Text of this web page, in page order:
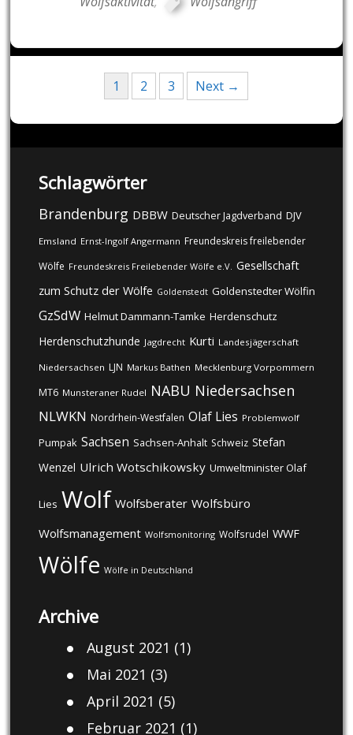
navigation
1 2 3 Next →
Schlagwörter
Brandenburg DBBW Deutscher Jagdverband DJV
Emsland Ernst-Ingolf Angermann Freundeskreis freilebender
Wölfe Freundeskreis Freilebender Wölfe e.V. Gesellschaft
zum Schutz der Wölfe Goldenstedt Goldenstedter Wölfin
GzSdW Helmut Dammann-Tamke Herdenschutz
Herdenschutzhunde Jagdrecht Kurti Landesjägerschaft
Niedersachsen LJN Markus Bathen Mecklenburg Vorpommern
MT6 Munsteraner Rudel NABU Niedersachsen
NLWKN Nordrhein-Westfalen Olaf Lies Problemwolf
Pumpak Sachsen Sachsen-Anhalt Schweiz Stefan
Wenzel Ulrich Wotschikowsky Umweltminister Olaf
Lies Wolf Wolfsberater Wolfsbüro
Wolfsmanagement Wolfsmonitoring Wolfsrudel WWF
Wölfe Wölfe in Deutschland
Archive
August 2021 (1)
Mai 2021 (3)
April 2021 (5)
Februar 2021 (1)